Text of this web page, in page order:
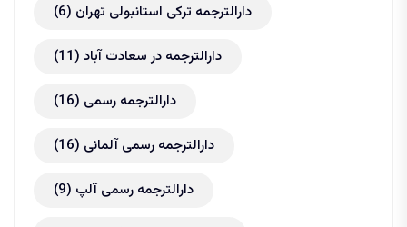
دارالترجمه ترکی استانبولی تهران (6)
دارالترجمه در سعادت آباد (11)
دارالترجمه رسمی (16)
دارالترجمه رسمی آلمانی (16)
دارالترجمه رسمی آلپ (9)